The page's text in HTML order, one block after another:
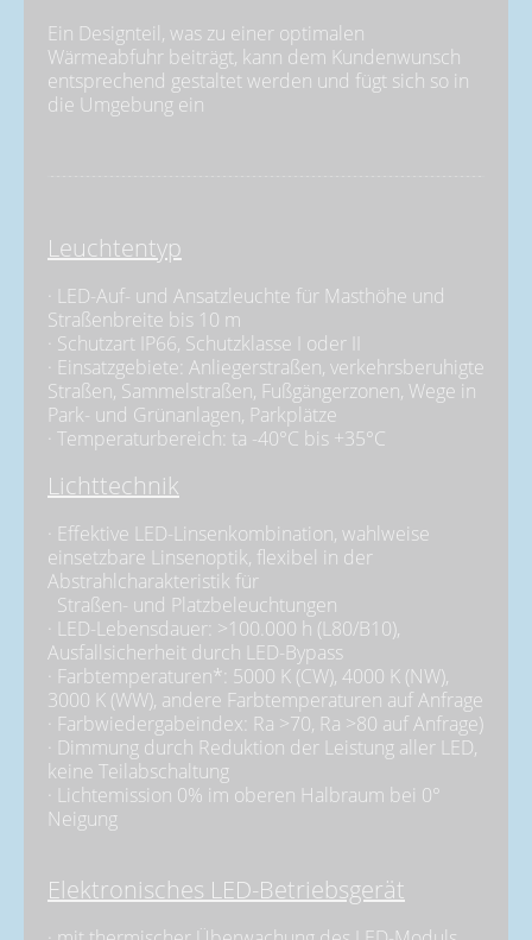
Ein Designteil, was zu einer optimalen
Wärmeabfuhr beiträgt, kann dem Kundenwunsch
entsprechend gestaltet werden und fügt sich so in
die Umgebung ein
Leuchtentyp
· LED-Auf- und Ansatzleuchte für Masthöhe und
Straßenbreite bis 10 m
· Schutzart IP66, Schutzklasse I oder II
· Einsatzgebiete: Anliegerstraßen, verkehrsberuhigte
Straßen, Sammelstraßen, Fußgängerzonen, Wege in
Park- und Grünanlagen, Parkplätze
· Temperaturbereich: ta -40°C bis +35°C
Lichttechnik
· Effektive LED-Linsenkombination, wahlweise
einsetzbare Linsenoptik, flexibel in der
Abstrahlcharakteristik für
Straßen- und Platzbeleuchtungen
· LED-Lebensdauer: >100.000 h (L80/B10),
Ausfallsicherheit durch LED-Bypass
· Farbtemperaturen*: 5000 K (CW), 4000 K (NW),
3000 K (WW), andere Farbtemperaturen auf Anfrage
· Farbwiedergabeindex: Ra >70, Ra >80 auf Anfrage)
· Dimmung durch Reduktion der Leistung aller LED,
keine Teilabschaltung
· Lichtemission 0% im oberen Halbraum bei 0°
Neigung
Elektronisches LED-Betriebsgerät